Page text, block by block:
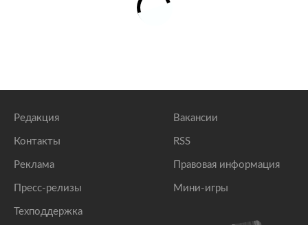
Редакция
Контакты
Реклама
Пресс-релизы
Техподдержка
Вакансии
RSS
Правовая информация
Мини-игры